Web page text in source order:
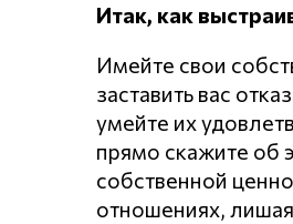
Итак, как
Имейте свои
заставить вас
умейте их
прямо скажите об
собственной
отношениях,